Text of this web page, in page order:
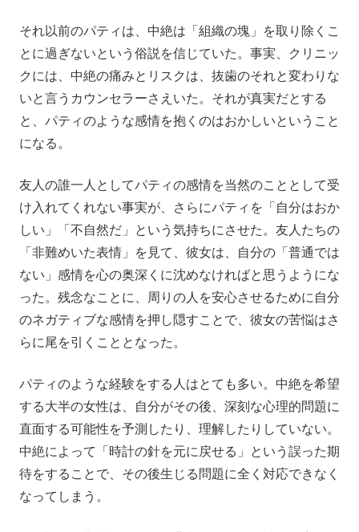
それ以前のパティは、中絶は「組織の塊」を取り除くこ
とに過ぎないという俗説を信じていた。事実、クリニッ
クには、中絶の痛みとリスクは、抜歯のそれと変わりな
いと言うカウンセラーさえいた。それが真実だとする
と、パティのような感情を抱くのはおかしいということ
になる。
友人の誰一人としてパティの感情を当然のこととして受
け入れてくれない事実が、さらにパティを「自分はおか
しい」「不自然だ」という気持ちにさせた。友人たちの
「非難めいた表情」を見て、彼女は、自分の「普通では
ない」感情を心の奥深くに沈めなければと思うようにな
った。残念なことに、周りの人を安心させるために自分
のネガティブな感情を押し隠すことで、彼女の苦悩はさ
らに尾を引くこととなった。
パティのような経験をする人はとても多い。中絶を希望
する大半の女性は、自分がその後、深刻な心理的問題に
直面する可能性を予測したり、理解したりしていない。
中絶によって「時計の針を元に戻せる」という誤った期
待をすることで、その後生じる問題に全く対応できなく
なってしまう。